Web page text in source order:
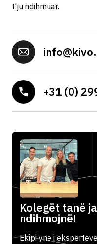
t'ju ndihmuar.
+31 (0)
Kolegët tanë
ndihmojnë!
Ekipi ynë i